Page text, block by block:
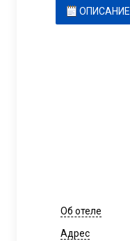
ОПИСАНИЕ
Об отеле
Адрес